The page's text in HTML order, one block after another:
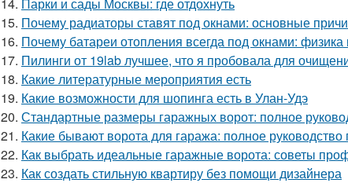
15. Почему радиаторы ставят под окнами: основные
16. Почему батареи отопления всегда под окнами: физика
17. Пилинги от 19lab лучшее, что я пробовала для
18. Какие литературные мероприятия есть
19. Какие возможности для шопинга есть в Улан-Удэ
20. Стандартные размеры гаражных ворот: полное
21. Какие бывают ворота для гаража: полное
22. Как выбрать идеальные гаражные ворота: советы
23. Как создать стильную квартиру без помощи дизайнера